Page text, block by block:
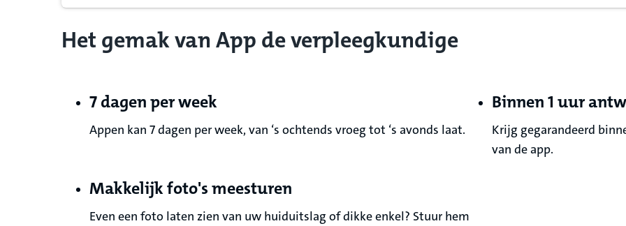
Het gemak van App de verpleegkundige
7 dagen per week
Appen kan 7 dagen per week, van ‘s ochtends vroeg tot ‘s avonds laat.
Binnen 1 uur
Krijg gegarandeerd
van de app.
Makkelijk foto's meesturen
Even een foto laten zien van uw huiduitslag of dikke enkel? Stuur hem